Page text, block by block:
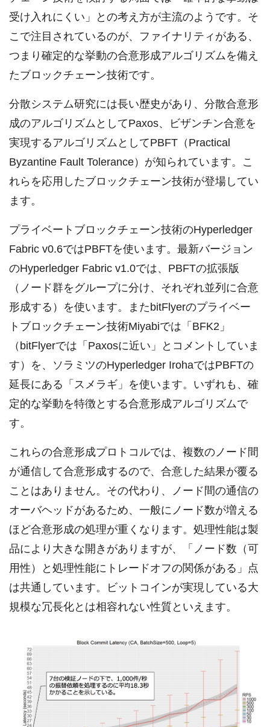
受け入れにくい」との考え方が主流のようです。そ
こで注目されているのが、ファイナリティがある、
つまり確定的な挙動の合意形成アルゴリズムを備え
たブロックチェーン技術です。
分散システム研究には長い歴史があり、分散合意形
成のアルゴリズムとしてPaxos、ビザンチン合意を
実現するアルゴリズムとしてPBFT（Practical
Byzantine Fault Tolerance）が知られています。こ
れらを応用したブロックチェーン技術が登場してい
ます。
プライベートブロックチェーン技術のHyperledger
Fabric v0.6ではPBFTを使います。最新バージョン
のHyperledger Fabric v1.0では、PBFTの拡張版
（ノード群をグループに分け、それぞれ並列に合意
形成する）を使います。またbitFlyerのプライベー
トブロックチェーン技術Miyabiでは「BFK2」
（bitFlyerでは「Paxosに近い」とコメントしていま
す）を、ソラミツのHyperledger IrohaではPBFTの
延長にある「スメラギ」を使います。いずれも、確
定的な挙動を特徴とする合意形成アルゴリズムで
す。
これらの合意形成プロトコルでは、複数のノード間
が通信して合意形成するので、合意した結果が覆る
ことはありません。その代わり、ノード間の通信の
オーバヘッドがあるため、一般にノード数が増える
ほど合意形成の処理が重くなります。処理性能は製
品により大きな開きがありますが、「ノード数（可
用性）と処理性能にトレードオフの関係がある」点
は共通しています。ビットコインが実現している大
規模な冗長化とは相容れない性質といえます。